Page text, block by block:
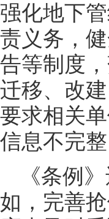
强化地下
责义务，
告等制度
迁移、改
要求相关
信息不完
《条例
如，完善